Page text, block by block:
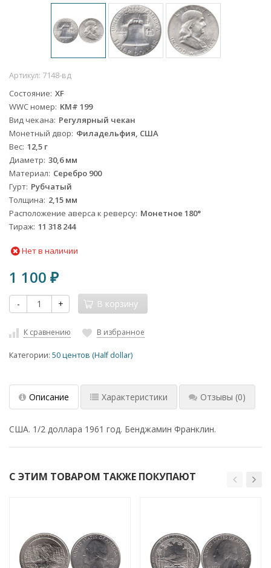
Артикул: 7148-вд
Состояние XF
WWC номер KM# 199
Вид чекана Регулярный чекан
Монетный двор Филадельфия, США
Вес 12,5 г
Диаметр 30,6 мм
Материал Серебро 900
Гурт Рубчатый
Толщина 2,15 мм
Расположение аверса к реверсу Монетное 180°
Тираж 11 318 244
Нет в наличии
1 100 ₽
- + В корзину
К сравнению В избранное
Категории: 50 центов (Half dollar)
Описание Характеристики Отзывы (0)
США. 1/2 доллара 1961 год. Бенджамин Франклин.
С ЭТИМ ТОВАРОМ ТАКЖЕ ПОКУПАЮТ